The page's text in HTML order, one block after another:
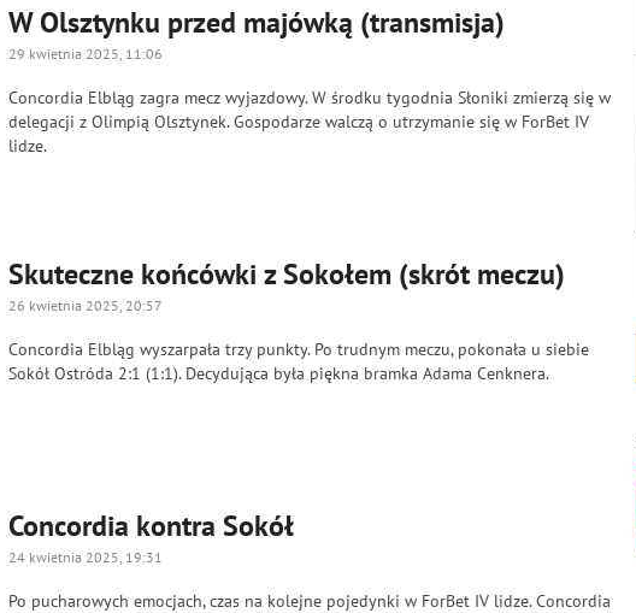
W Olsztynku przed majówką (transmisja)
29 kwietnia 2025, 11:06
Concordia Elbląg zagra mecz wyjazdowy. W środku tygodnia Słoniki zmierzą się w
delegacji z Olimpią Olsztynek. Gospodarze walczą o utrzymanie się w ForBet IV
lidze.
Skuteczne końcówki z Sokołem (skrót meczu)
26 kwietnia 2025, 20:57
Concordia Elbląg wyszarpała trzy punkty. Po trudnym meczu, pokonała u siebie
Sokół Ostróda 2:1 (1:1). Decydująca była piękna bramka Adama Cenknera.
Concordia kontra Sokół
24 kwietnia 2025, 19:31
Po pucharowych emocjach, czas na kolejne pojedynki w ForBet IV lidze. Concordia